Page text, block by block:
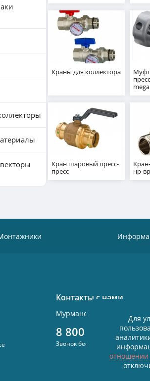
Краны для коллектора
Кран шаровый пресс-
пресс
нр-вр
Контакты с нами
Мурманск , ул. Октябрьская
8 800 300 43 01
Звонок бесплатный
Для
отношении